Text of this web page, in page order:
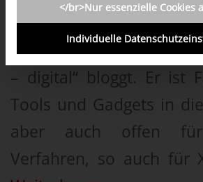
Lars Bobachist ein
Blogger, der über
– digital“ bloggt. Er ist
Tools und Gadgets in
aber auch offen für
Verfahren, so auch für
</br>Nur essenzielle Cookies
Individuelle